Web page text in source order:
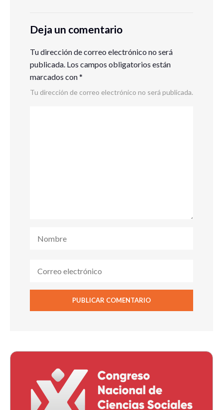
Deja un comentario
Tu dirección de correo electrónico no será
publicada. Los campos obligatorios están
marcados con*
Tu dirección de correo electrónico no será publicada.